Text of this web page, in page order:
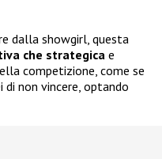
dalla showgirl, questa
che strategica e
competizione, come se
non vincere, optando